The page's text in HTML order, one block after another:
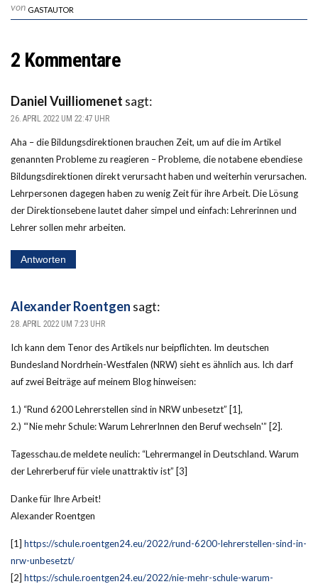
von GASTAUTOR
2 Kommentare
Daniel Vuilliomenet sagt:
26. APRIL 2022 UM 22:47 UHR
Aha – die Bildungsdirektionen brauchen Zeit, um auf die im Artikel
genannten Probleme zu reagieren – Probleme, die notabene ebendiese
Bildungsdirektionen direkt verursacht haben und weiterhin verursachen.
Lehrpersonen dagegen haben zu wenig Zeit für ihre Arbeit. Die Lösung
der Direktionsebene lautet daher simpel und einfach: Lehrerinnen und
Lehrer sollen mehr arbeiten.
Antworten
Alexander Roentgen sagt:
28. APRIL 2022 UM 7:23 UHR
Ich kann dem Tenor des Artikels nur beipflichten. Im deutschen
Bundesland Nordrhein-Westfalen (NRW) sieht es ähnlich aus. Ich darf
auf zwei Beiträge auf meinem Blog hinweisen:
1.) “Rund 6200 Lehrerstellen sind in NRW unbesetzt” [1],
2.) “‘Nie mehr Schule: Warum LehrerInnen den Beruf wechseln'” [2].
Tagesschau.de meldete neulich: “Lehrermangel in Deutschland. Warum
der Lehrerberuf für viele unattraktiv ist” [3]
Danke für Ihre Arbeit!
Alexander Roentgen
[1] https://schule.roentgen24.eu/2022/rund-6200-lehrerstellen-sind-in-
nrw-unbesetzt/
[2] https://schule.roentgen24.eu/2022/nie-mehr-schule-warum-